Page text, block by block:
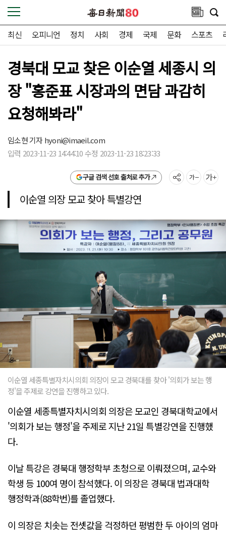
최신 오피니언 정치 사회 경제 국제 문화 스포츠
경북대 모교 찾은 이순열 세종시 의
장 "홍준표 시장과의 면담 과감히
요청해봐라"
임소현 기자hyoni@imaeil.com
입력 2023-11-23 14:44:10 수정 2023-11-23 18:23:33
구글 검색 선호 출처로 추가
이순열 의장 모교 찾아 특별강연
이순열 세종특별자치시의회 의장이 모교 경북대를 찾아 '의회가 보는 행
정'을 주제로 강연을 진행하고 있다.
이순열 세종특별자치시의회 의장은 모교인 경북대학교에서
'의회가 보는 행정'을 주제로 지난 21일 특별강연을 진행했
다.
이날 특강은 경북대 행정학부 초청으로 이뤄졌으며, 교수와
학생 등 100여 명이 참석했다. 이 의장은 경북대 법과대학
행정학과(88학번)를 졸업했다.
이 의장은 치솟는 전셋값을 걱정하던 평범한 두 아이의 엄마